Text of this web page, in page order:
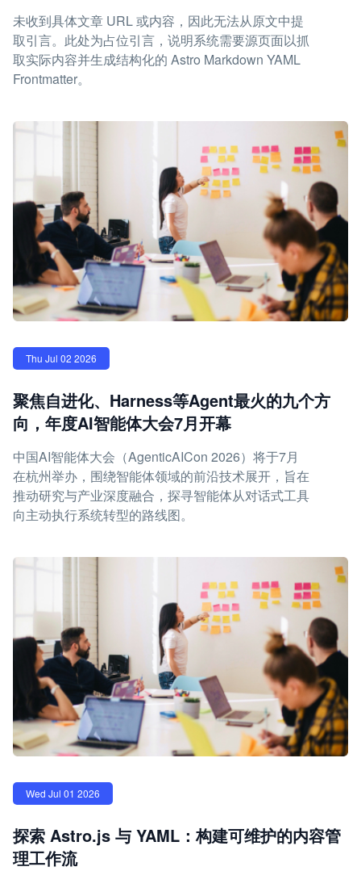
未收到具体文章 URL 或内容，因此无法从原文中提
取引言。此处为占位引言，说明系统需要源页面以抓
取实际内容并生成结构化的 Astro Markdown YAML
Frontmatter。
Thu Jul 02 2026
聚焦自进化、Harness等Agent最火的九个方
向，年度AI智能体大会7月开幕
中国AI智能体大会（AgenticAICon 2026）将于7月
在杭州举办，围绕智能体领域的前沿技术展开，旨在
推动研究与产业深度融合，探寻智能体从对话式工具
向主动执行系统转型的路线图。
Wed Jul 01 2026
探索 Astro.js 与 YAML：构建可维护的内容管
理工作流